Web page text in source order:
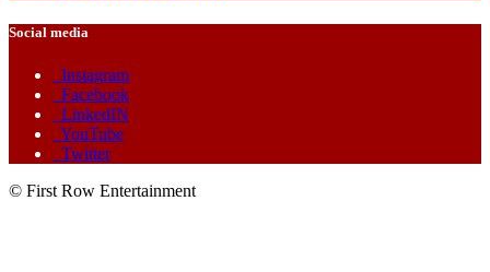
Social media
Instagram
Facebook
LinkedIN
YouTube
Twitter
© First Row Entertainment